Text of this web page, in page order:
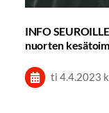
INFO
nuorten
ti 4.4.2023